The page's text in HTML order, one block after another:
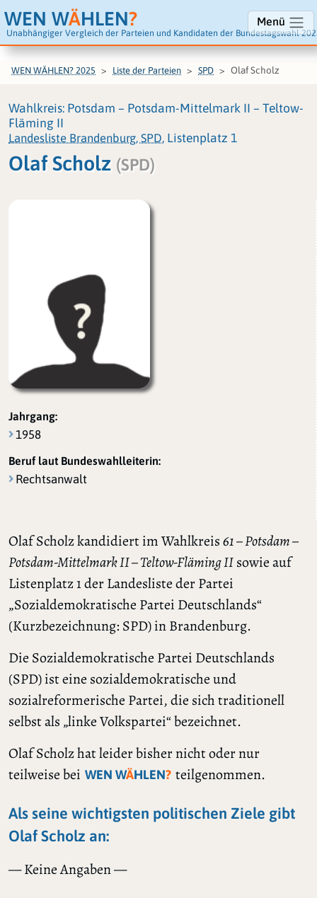
WEN WÄHLEN?
Unabhängiger Vergleich der Parteien und Kandidaten der Bundestagswahl
Menü
WEN WÄHLEN? 2025 Liste der Parteien SPD Olaf Scholz
Wahlkreis: Potsdam – Potsdam-Mittelmark II – Teltow-
Fläming II
Landesliste Brandenburg, SPD, Listenplatz 1
Olaf Scholz (SPD)
Jahrgang:
1958
Beruf laut Bundeswahlleiterin:
Rechtsanwalt
Olaf Scholz kandidiert im Wahlkreis61 – Potsdam –
Potsdam-Mittelmark II – Teltow-Fläming IIsowie auf
Listenplatz 1 der Landesliste der Partei
„Sozialdemokratische Partei Deutschlands“
(Kurzbezeichnung: SPD) in Brandenburg.
Die Sozialdemokratische Partei Deutschlands
(SPD) ist eine sozialdemokratische und
sozialreformerische Partei, die sich traditionell
selbst als „linke Volkspartei“ bezeichnet.
Olaf Scholz hat leider bisher nicht oder nur
teilweise bei WEN WÄHLEN? teilgenommen.
Als seine wichtigsten politischen Ziele gibt
Olaf Scholz an:
— Keine Angaben —